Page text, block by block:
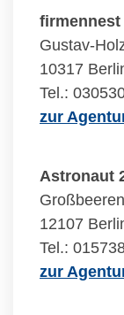
firmennest
Gustav-
10317
Tel.:
zur
Astronaut
12107
Tel.:
zur